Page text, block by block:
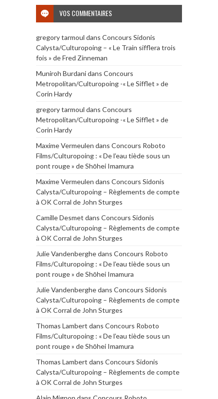
VOS COMMENTAIRES
gregory tarmoul dans Concours Sidonis
Calysta/Culturopoing – « Le Train sifflera trois
fois » de Fred Zinneman
Muniroh Burdanidans Concours
Metropolitan/Culturopoing -« Le Sifflet » de
Corin Hardy
gregory tarmoul dans Concours
Metropolitan/Culturopoing -« Le Sifflet » de
Corin Hardy
Maxime Vermeulen dans Concours Roboto
Films/Culturopoing : « De l’eau tiède sous un
pont rouge » de Shōhei Imamura
Maxime Vermeulen dans Concours Sidonis
Calysta/Culturopoing – Règlements de compte
à OK Corral de John Sturges
Camille Desmet dans Concours Sidonis
Calysta/Culturopoing – Règlements de compte
à OK Corral de John Sturges
Julie Vandenberghedans Concours Roboto
Films/Culturopoing : « De l’eau tiède sous un
pont rouge » de Shōhei Imamura
Julie Vandenberghedans Concours Sidonis
Calysta/Culturopoing – Règlements de compte
à OK Corral de John Sturges
Thomas Lambert dans Concours Roboto
Films/Culturopoing : « De l’eau tiède sous un
pont rouge » de Shōhei Imamura
Thomas Lambert dans Concours Sidonis
Calysta/Culturopoing – Règlements de compte
à OK Corral de John Sturges